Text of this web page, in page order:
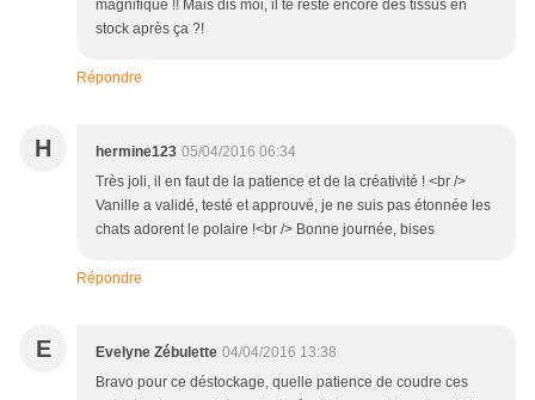
magnifique !! Mais dis moi, il te reste encore des tissus en
stock après ça ?!
Répondre
H hermine123 05/04/2016 06:34
Très joli, il en faut de la patience et de la créativité ! <br />
Vanille a validé, testé et approuvé, je ne suis pas étonnée les
chats adorent le polaire !<br /> Bonne journée, bises
Répondre
E Evelyne Zébulette 04/04/2016 13:38
Bravo pour ce déstockage, quelle patience de coudre ces